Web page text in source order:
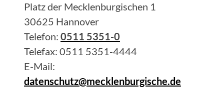
Platz der Mecklenburgischen 1
30625 Hannover
Telefon: 0511 5351-0
Telefax: 0511 5351-4444
E-Mail:
datenschutz@mecklenburgische.de